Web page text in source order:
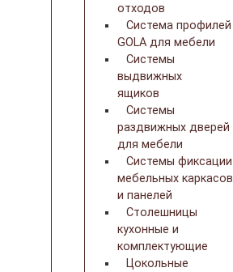
отходов
Система профилей
GOLA для мебели
Системы
выдвижных
ящиков
Системы
раздвижных дверей
для мебели
Системы фиксации
мебельных каркасов
и панелей
Столешницы
кухонные и
комплектующие
Цокольные